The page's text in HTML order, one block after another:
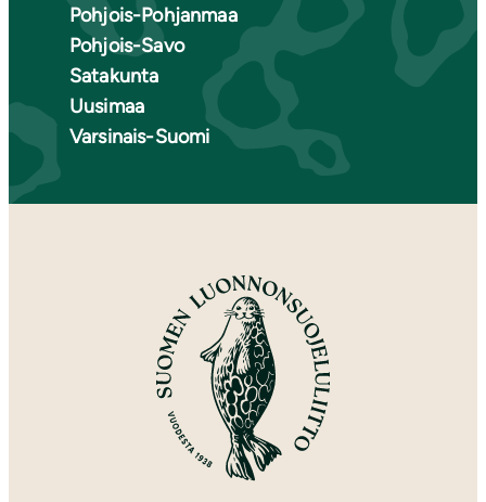
Pohjois-Pohjanmaa
Pohjois-Savo
Satakunta
Uusimaa
Varsinais-Suomi